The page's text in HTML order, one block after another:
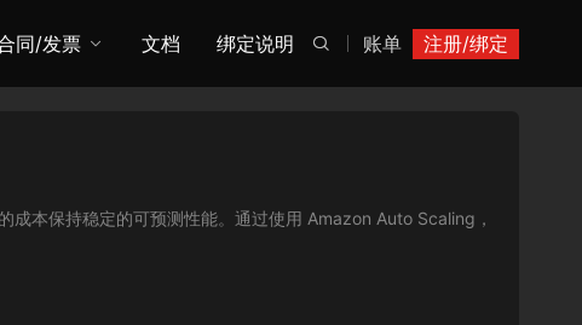
账单 注册/绑定

同/发票 文档 绑定说明
本保持稳定的可预测性能。通过使用 Amazon Auto Scaling，